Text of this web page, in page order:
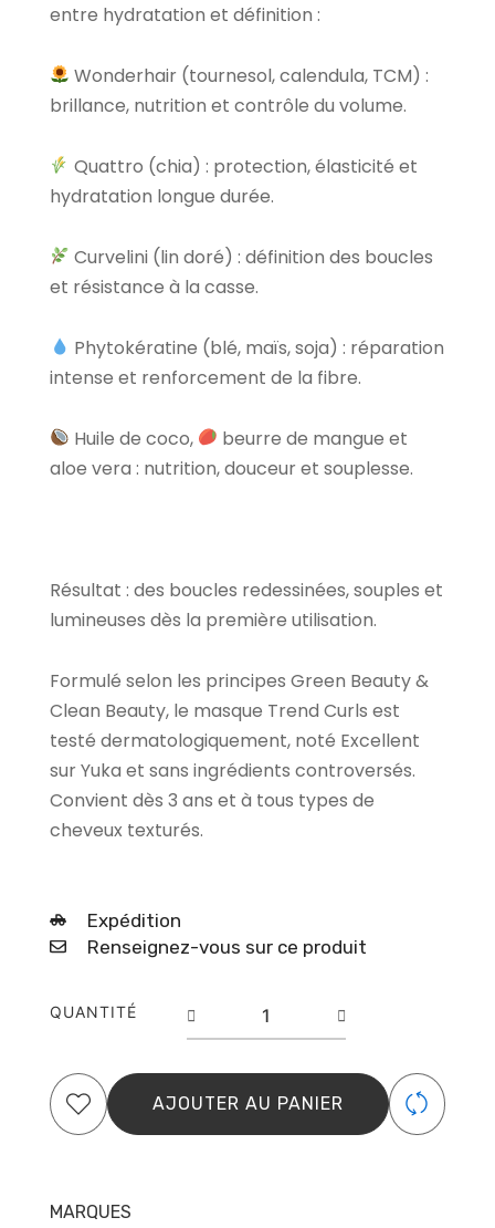
entre hydratation et définition :
Wonderhair (tournesol, calendula, TCM) :
brillance, nutrition et contrôle du volume.
Quattro (chia) : protection, élasticité et
hydratation longue durée.
Curvelini (lin doré) : définition des boucles
et résistance à la casse.
Phytokératine (blé, maïs, soja) : réparation
intense et renforcement de la fibre.
Huile de coco,
beurre de mangue et
aloe vera : nutrition, douceur et souplesse.
Résultat : des boucles redessinées, souples et
lumineuses dès la première utilisation.
Formulé selon les principes Green Beauty &
Clean Beauty, le masque Trend Curls est
testé dermatologiquement, noté Excellent
sur Yuka et sans ingrédients controversés.
Convient dès 3 ans et à tous types de
cheveux texturés.
Expédition
Renseignez-vous sur ce produit
QUANTITÉ
hydratant
bouclés
frisés-
AJOUTER AU PANIER
MARQUES